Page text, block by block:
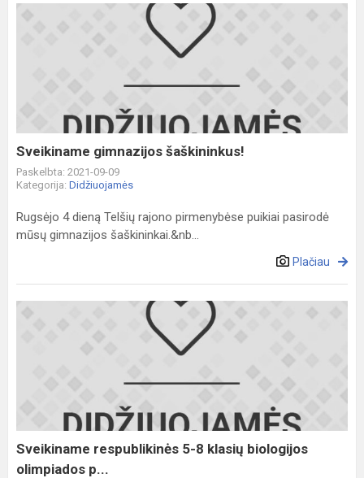
Sveikiname
Sveikiname gimnazijos šaškininkus!
Paskelbta: 2021-09-09
Kategorija: Didžiuojamės
Rugsėjo 4 dieną Telšių rajono pirmenybėse puikiai pasirodė
mūsų gimnazijos šaškininkai.&nb...
Plačiau
Sveikiname
olimpiados
p...
Sveikiname respublikinės 5-8 klasių biologijos
olimpiados p...